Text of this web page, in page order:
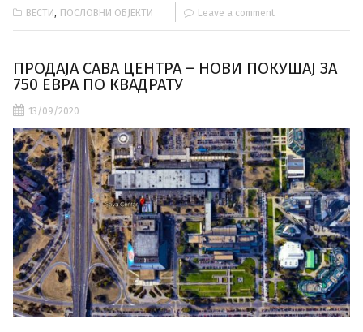
ВЕСТИ, ПОСЛОВНИ ОБЈЕКТИ Leave a comment
ПРОДАЈА САВА ЦЕНТРА – НОВИ ПОКУШАЈ ЗА
750 ЕВРА ПО КВАДРАТУ
13/09/2020